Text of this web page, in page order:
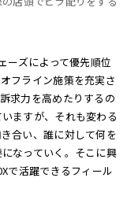
ーズによって優先順位
フライン施策を充実さ
求力を高めたりするの
ますが、それも変わる
合い、誰に対して何を
なっていく。そこに興
で活躍できるフィール